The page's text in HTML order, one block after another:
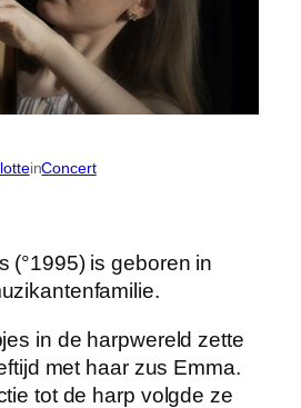
inConcert
(°1995) is geboren in
in de harpwereld zette
met haar zus Emma.
tot de harp volgde ze